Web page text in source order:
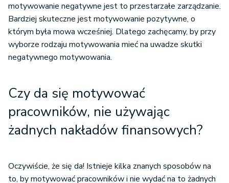
motywowanie negatywne jest to przestarzałe zarządzanie.
Bardziej skuteczne jest motywowanie pozytywne, o
którym była mowa wcześniej. Dlatego zachęcamy, by przy
wyborze rodzaju motywowania mieć na uwadze skutki
negatywnego motywowania.
Czy da się motywować
pracowników, nie używając
żadnych nakładów finansowych?
Oczywiście, że się da! Istnieje kilka znanych sposobów na
to, by motywować pracowników i nie wydać na to żadnych